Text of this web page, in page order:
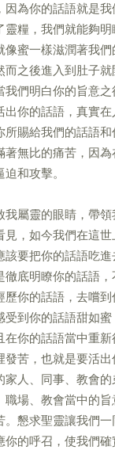
因為你的話語就是
靈糧，我們就能夠
像蜜一樣滋潤著我
而之後進入到肚子就
我們明白你的旨意
出你的話語，真實
所賜給我們的話語
著無比的痛苦，因
和攻擊。
我屬靈的眼睛，帶
見，如今我們在這
該要把你的話語吃
徹底明瞭你的話語
歷你的話語，去嚐到
受到你的話語甜如
在你的話語當中重
發苦，也就是要活出
家人、同事、教會
職場、教會當中的
。懇求聖靈讓我們
你的呼召，使我們